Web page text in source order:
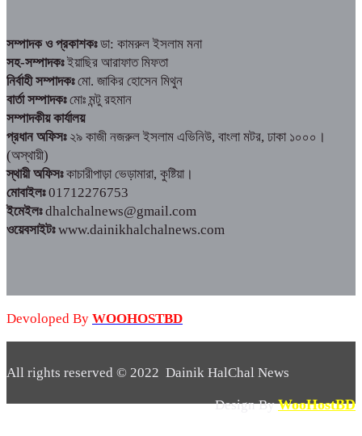
সম্পাদক ও প্রকাশকঃডা: কামরুল ইসলাম মনা
সহ-সম্পাদকঃইয়াছির আরাফাত মিফতা
নির্বাহী সম্পাদকঃমো. জাকির হোসেন মিথুন
বার্তা সম্পাদকঃমোঃ মন্টু রহমান
সম্পাদকীয় কার্যালয়
প্রধান অফিসঃ২৯ কাজী নজরুল ইসলাম এভিনিউ, বাংলা মটর, ঢাকা ১০০০।
(অস্থায়ী)
স্থায়ী অফিসঃকাচারীপাড়া ভেড়ামারা, কুষ্টিয়া।
মোবাইলঃ01712276753
ইমেইলঃdhalchalnews@gmail.com
ওয়েবসাইটঃwww.dainikhalchalnews.com
Devoloped By WOOHOSTBD
All rights reserved © 2022 Dainik HalChal News
Design ByWooHostBD